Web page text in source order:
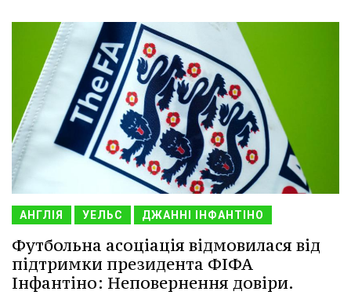
АНГЛІЯ УЕЛЬС ДЖАННІ ІНФАНТІНО
Футбольна асоціація відмовилася від
підтримки президента ФІФА
Інфантіно: Неповернення довіри.